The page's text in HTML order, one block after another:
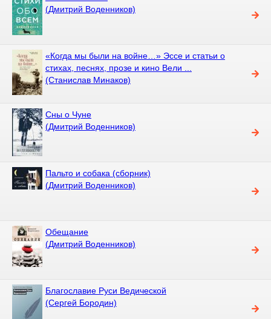
(Дмитрий Воденников)
«Когда мы были на войне…» Эссе и статьи о
стихах, песнях, прозе и кино Вели ...
(Станислав Минаков)
Сны о Чуне
(Дмитрий Воденников)
Пальто и собака (сборник)
(Дмитрий Воденников)
Обещание
(Дмитрий Воденников)
Благославие Руси Ведической
(Сергей Бородин)